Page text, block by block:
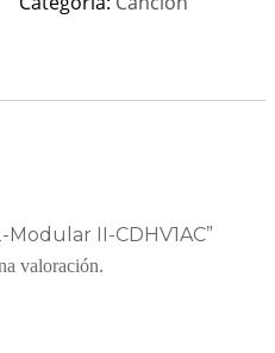
II-CDHV1AC”
valoración.